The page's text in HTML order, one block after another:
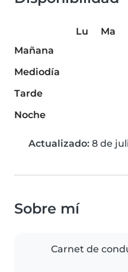
Lu Ma
Mañana
Mediodía
Tarde
Noche
Actualizado: 8 de
Sobre mí
Carnet de